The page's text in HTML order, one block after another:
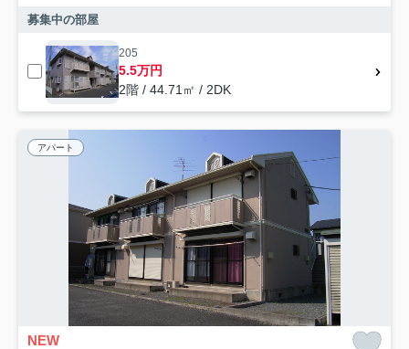
募集中の部屋
205
5.5万円
2階 / 44.71㎡ / 2DK
アパート
NEW